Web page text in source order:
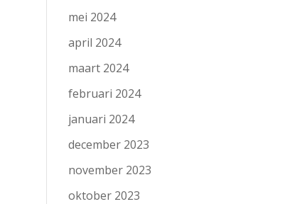
mei 2024
april 2024
maart 2024
februari 2024
januari 2024
december 2023
november 2023
oktober 2023